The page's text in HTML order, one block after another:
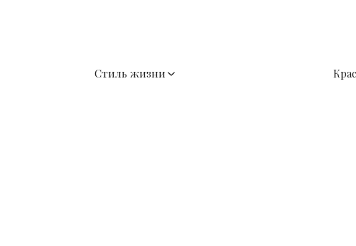
Стиль жизни